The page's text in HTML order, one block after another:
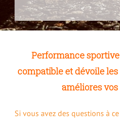
Peur et hypnose
Performance
compatible et dévoile
améliores
Si vous avez des questions à